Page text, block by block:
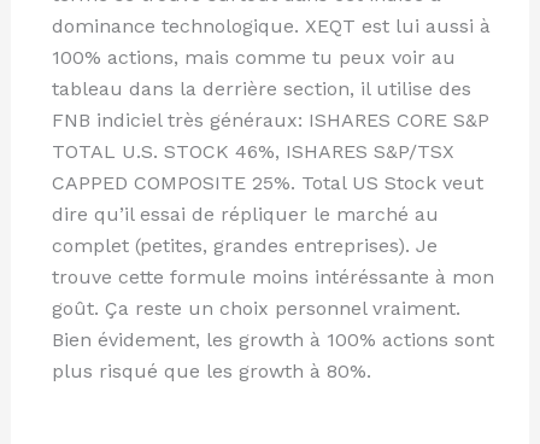
dominance technologique. XEQT est lui aussi à
100% actions, mais comme tu peux voir au
tableau dans la derrière section, il utilise des
FNB indiciel très généraux: ISHARES CORE S&P
TOTAL U.S. STOCK 46%, ISHARES S&P/TSX
CAPPED COMPOSITE 25%. Total US Stock veut
dire qu’il essai de répliquer le marché au
complet (petites, grandes entreprises). Je
trouve cette formule moins intéréssante à mon
goût. Ça reste un choix personnel vraiment.
Bien évidement, les growth à 100% actions sont
plus risqué que les growth à 80%.